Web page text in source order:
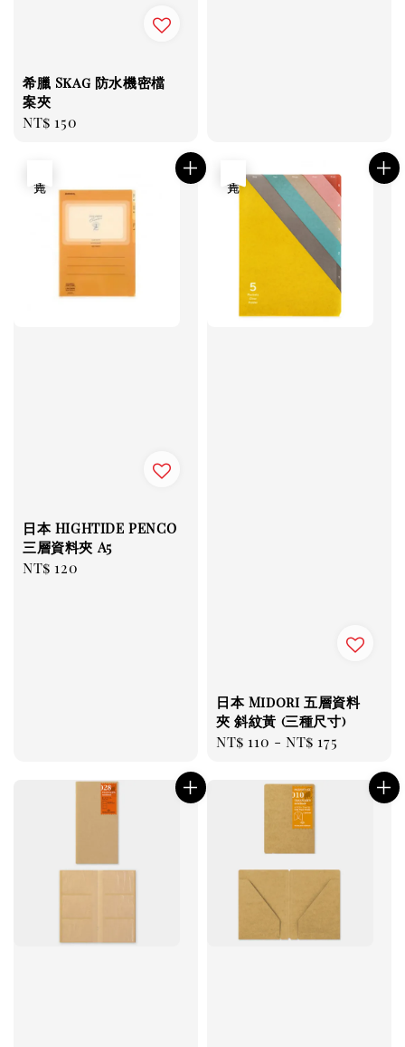
希臘 Skag 防水機密檔
案夾
Regular
NT$ 150
日本 HIGHTIDE PENCO
三層資料夾 A5
Regular
NT$ 120
日本 Midori 五層資料
夾 斜紋黃 (三種尺寸)
Regular
NT$ 110 -NT$ 175